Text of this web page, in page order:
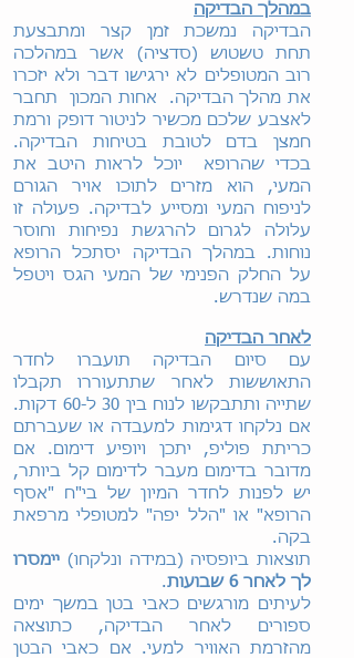
במהלך הבדיקה
הבדיקה נמשכת זמן קצר ומתבצעת
תחת טשטוש (סדציה) אשר במהלכה
רוב המטופלים לא ירגישו דבר ולא יזכרו
את מהלך הבדיקה. אחות המכון תחבר
לאצבע שלכם מכשיר לניטור דופק ורמת
חמצן בדם לטובת בטיחות הבדיקה.
בכדי שהרופא יוכל לראות היטב את
המעי, הוא מזרים לתוכו אויר הגורם
לניפוח המעי ומסייע לבדיקה. פעולה זו
עלולה לגרום להרגשת נפיחות וחוסר
נוחות. במהלך הבדיקה יסתכל הרופא
על החלק הפנימי של המעי הגס ויטפל
במה שנדרש.
לאחר הבדיקה
עם סיום הבדיקה תועברו לחדר
התאוששות לאחר שתתעוררו תקבלו
שתייה ותתבקשו לנוח בין 30 ל-60 דקות.
אם נלקחו דגימות למעבדה או שעברתם
כריתת פוליפ, יתכן ויופיע דימום. אם
מדובר בדימום מעבר לדימום קל ביותר,
יש לפנות לחדר המיון של בי"ח "אסף
הרופא" או "הלל יפה" למטופלי מרפאת
בקה.
תוצאות ביופסיה (במידה ונלקחו) יימסרו
לך לאחר 6 שבועות
.
לעיתים מורגשים כאבי בטן במשך ימים
ספורים לאחר הבדיקה, כתוצאה
מהזרמת האוויר למעי. אם כאבי הבטן